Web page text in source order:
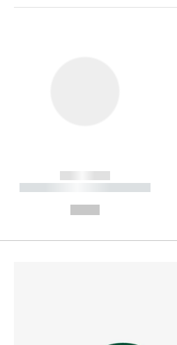
------------
----------- ----------- --------